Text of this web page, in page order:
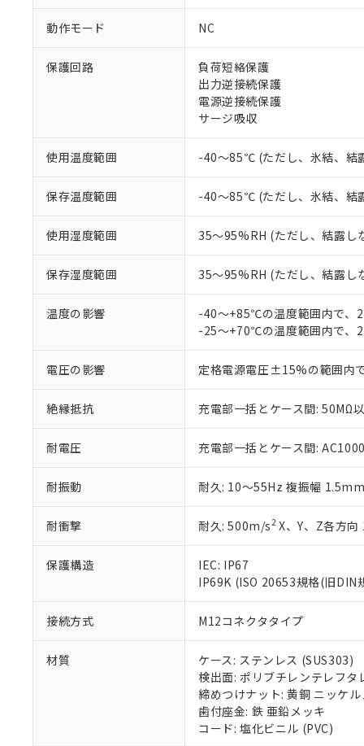
動作モード NC
保護回路
負荷短絡保護
出力逆接続保護
電源逆接続保護
サージ吸収
使用温度範囲 -40～85℃ (ただし、氷結、結
保存温度範囲 -40～85℃ (ただし、氷結、結
使用湿度範囲 35～95%RH (ただし、結露し
保存湿度範囲 35～95%RH (ただし、結露し
温度の影響
-40～+85℃の温度範囲内で
-25～+70℃の温度範囲内で
電圧の影響 定格電源電圧±15%の範囲内
絶縁抵抗 充電部一括とケース間: 50MΩ
耐電圧 充電部一括とケース間:
耐振動 耐久: 10～55Hz 複振幅
耐衝撃 耐久: 500m/s2X、Y、Z各方向
保護構造
IEC: IP67
IP69K (ISO 20653規格(旧DIN
接続方式 M12コネクタタイプ
材質
ケース: ステンレス (SUS303)
検出面: ポリブチレンテレフタ
締めつけナット: 黄銅 ニッケル
歯付座金: 鉄 亜鉛メッキ
コード: 塩化ビニル (PVC)
ご利用条件
在庫状況お
のであり、
当社販売員に
オムロン制
在庫状況お
す。
マイパーツ
お客様が当
が、当社の
さい。
いる法人を
があります。
*EU RoHS指令（10物質
鉛(Pb) 1000ppm以下、
六価クロム(Cr(Ⅵ))
フタル酸エステル類の
※2 対応予定月
部品在庫の切り替
※3 非含有証明
EU RoHS指令（
51物質の非含有証
※本証明書は発行
また、RoHS指令
混在することから
り割愛しておりま
「○」：最大均質
「×」：最大均質
「－」：未確認で
Pb(鉛) :1000ppm、
Cr(Ⅵ)(六価クロム) :
DBP(フタル酸ジブチル
DEHP(フタル酸ビス(2-
※2 環境保護使
「ｅ」：有害物質
「10」：通常の使
味します。
「－」：未確認で
当社は規制
ます。
置等に一切
当社は、貴
たしません。
記
○ 一定数
△ 一定数に
－
在庫な
機器販
空
白
受注生